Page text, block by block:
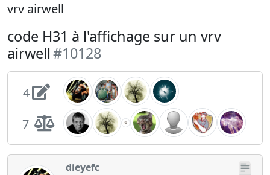
vrv airwell
code H31 à l'affichage sur un vrv
airwell#10128
4
7
dieyefc